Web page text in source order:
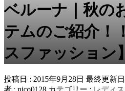
ベルーナ｜秋の
テムのご紹介！
スファッション】
投稿日 : 2015年9月28日 最終更新日